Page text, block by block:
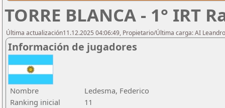
TORRE BLANCA - 1° IRT
Última actualización11.12.2025 04:06:49, Propietario/Última carga: AI
Información de jugadores
Nombre
Ledesma, Federico
Ranking inicial
11